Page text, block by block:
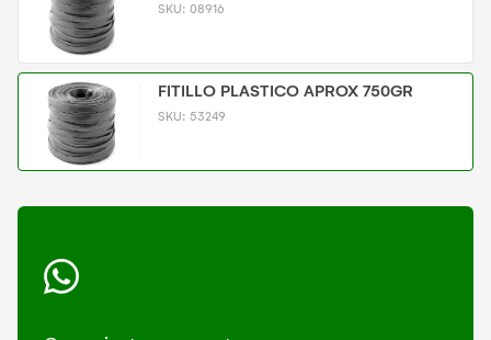
SKU: 08916
FITILLO PLASTICO APROX 750GR
SKU: 53249